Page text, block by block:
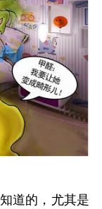
道的，尤其是